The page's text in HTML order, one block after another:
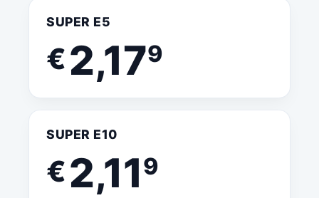
SUPER E5
€2,179
SUPER E10
€2,119